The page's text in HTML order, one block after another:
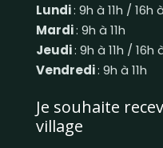
Lundi: 9h à 11h / 16h
Mardi: 9h à 11h
Jeudi: 9h à 11h / 16h
Vendredi: 9h à 11h
Je souhaite
village